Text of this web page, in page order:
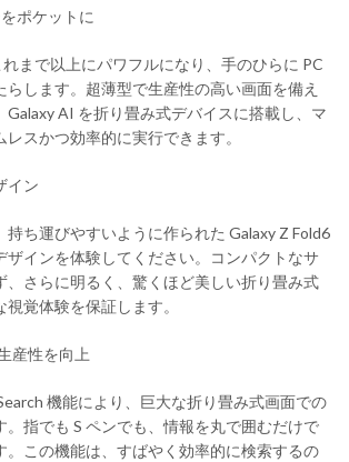
ポケットに
れまで以上にパワフルになり、手のひらに PC
します。超薄型で生産性の高い画面を備え
Galaxy AI を折り畳み式デバイスに搭載し、マ
スかつ効率的に実行できます。
イン
持ち運びやすいように作られた Galaxy Z Fold6
ザインを体験してください。コンパクトなサ
、さらに明るく、驚くほど美しい折り畳み式
覚体験を保証します。
産性を向上
機能により、巨大な折り畳み式画面での
。指でも S ペンでも、情報を丸で囲むだけで
。この機能は、すばやく効率的に検索するの